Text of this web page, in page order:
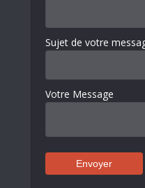
Sujet de votre
Votre Message